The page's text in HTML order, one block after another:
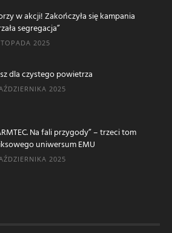
w akcji! Zakończyła się kampania
segregacja”
2025
dla czystego powietrza
2025
Na fali przygody” – trzeci tom
uniwersum EMU
2025